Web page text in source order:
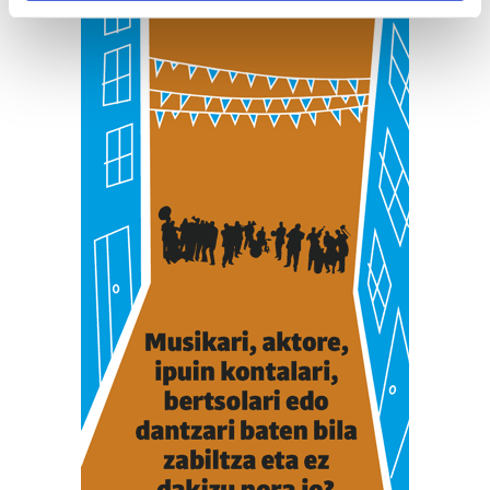
Find out more about how your personal data is processed
and set your preferences in the
details section .
Guk eta gure bazkideek zure datu pertsonalak
prozesatzen ditugu, zure IP zenbakia, besteak beste,
teknologia erabiliz, cookieak adibidez, iragarki eta eduki
pertsonalizatuak eskaintzeko, iragarkiak eta edukia
neurtzeko, jendeari buruzko informazioa biltzeko eta
produktuak garatzeko. Zure datuak nork eta zertarako
erabiltzen dituen hauta dezakezu.
Bazkide batzuek ez dizute baimenik eskatzen, eta beren
interes komertzial legitimoetan babesten dira. Ikusi gure
bazkideen zerrenda, beren ustez zein helburutarako
duten interes legitimoa eta horren aurka nola egin
dezakezun ikusteko.
Lortu zure datu pertsonalak prozesatzeko moduari